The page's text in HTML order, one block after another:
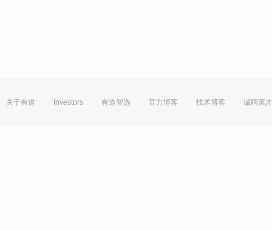
关于有道 Investors 有道智选 官方博客 技术博客 诚聘英才